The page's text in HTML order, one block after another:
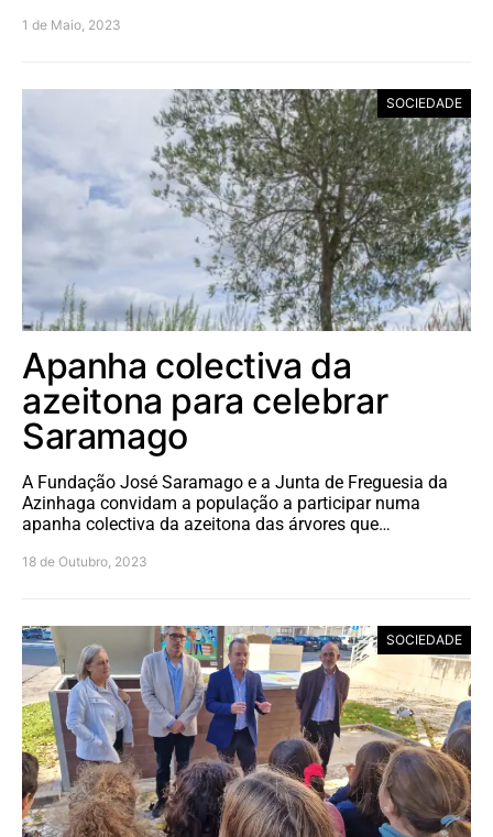
1 de Maio, 2023
SOCIEDADE
Apanha colectiva da
azeitona para celebrar
Saramago
A Fundação José Saramago e a Junta de Freguesia da
Azinhaga convidam a população a participar numa
apanha colectiva da azeitona das árvores que…
18 de Outubro, 2023
SOCIEDADE